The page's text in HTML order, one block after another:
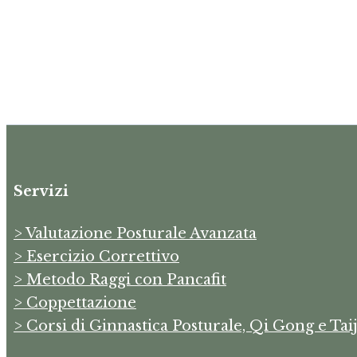
Servizi
> Valutazione Posturale Avanzata
> Esercizio Correttivo
> Metodo Raggi con Pancafit
> Coppettazione
> Corsi di Ginnastica Posturale, Qi Gong e